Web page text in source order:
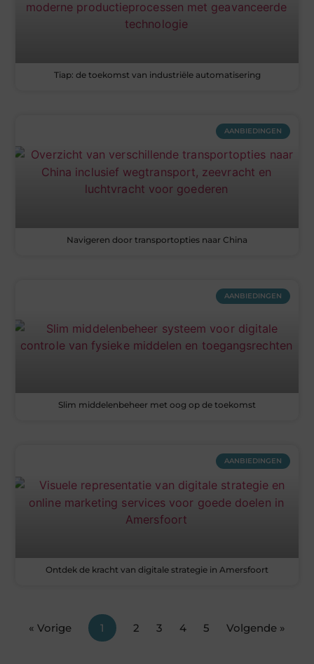
Tiap: de toekomst van industriële automatisering
AANBIEDINGEN
Navigeren door transportopties naar China
AANBIEDINGEN
Slim middelenbeheer met oog op de toekomst
AANBIEDINGEN
Ontdek de kracht van digitale strategie in Amersfoort
« Vorige 1 2 3 4 5 Volgende »